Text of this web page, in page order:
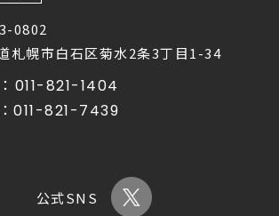
0802
札幌市白石区菊水2条3丁目1-34
011-821-1404
011-821-7439
公式SNS